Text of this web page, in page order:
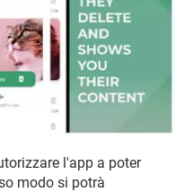
l'app a poter
modo si potrà